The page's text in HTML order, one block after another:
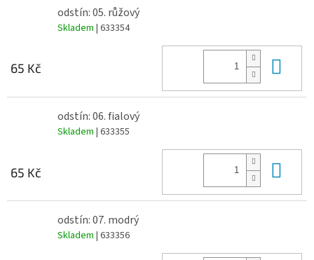
odstín: 05. růžový
Skladem | 633354
65 Kč
odstín: 06. fialový
Skladem | 633355
65 Kč
odstín: 07. modrý
Skladem | 633356